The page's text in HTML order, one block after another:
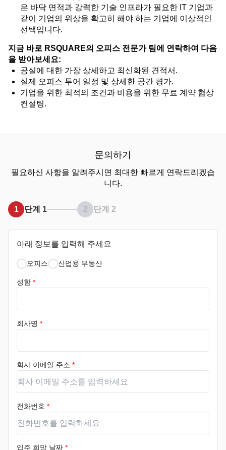
은 바닥 면적과 강력한 기술 인프라가 필요한 IT 기업과
같이 기업의 위상을 확고히 해야 하는 기업에 이상적인
선택입니다.
지금 바로 RSQUARE의 오피스 전문가 팀에 연락하여 다음
을 받아보세요:
공실에 대한 가장 상세하고 최신화된 견적서.
실제 오피스 투어 일정 및 상세한 공간 평가.
기업을 위한 최적의 조건과 비용을 위한 무료 계약 협상
컨설팅.
문의하기
필요하신 사항을 알려주시면 최대한 빠르게 연락드리겠습
니다.
1 단계 1 2 단계 2
아래 정보를 입력해 주세요
오피스 산업용 부동산
성함 *
회사명 *
회사 이메일 주소 *
전화번호 *
입주 희망 날짜 *